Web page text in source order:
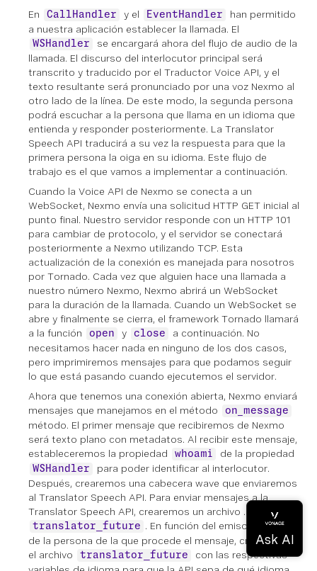
En CallHandler y el EventHandler
han permitido
a nuestra aplicación establecer la llamada. El
WSHandler
se encargará ahora del flujo de audio de la
llamada. El discurso del interlocutor principal será
transcrito y traducido por el Traductor Voice API, y el
texto resultante será pronunciado por una voz Nexmo al
otro lado de la línea. De este modo, la segunda persona
podrá escuchar a la persona que llama en un idioma que
entienda y responder posteriormente. La Translator
Speech API traducirá a su vez la respuesta para que la
primera persona la oiga en su idioma. Este flujo de
trabajo es el que vamos a implementar a continuación.
Cuando la Voice API de Nexmo se conecta a un
WebSocket, Nexmo envía una solicitud HTTP GET inicial al
punto final. Nuestro servidor responde con un HTTP 101
para cambiar de protocolo, y el servidor se conectará
posteriormente a Nexmo utilizando TCP. Esta
actualización de la conexión es manejada para nosotros
por Tornado. Cada vez que alguien hace una llamada a
nuestro número Nexmo, Nexmo abrirá un WebSocket
para la duración de la llamada. Cuando un WebSocket se
abre y finalmente se cierra, el framework Tornado llamará
a la función
open y close
a continuación. No
necesitamos hacer nada en ninguno de los dos casos,
pero imprimiremos mensajes para que podamos seguir
lo que está pasando cuando ejecutemos el servidor.
Ahora que tenemos una conexión abierta, Nexmo enviará
mensajes que manejamos en el método
on_message
método. El primer mensaje que recibiremos de Nexmo
será texto plano con metadatos. Al recibir este mensaje,
estableceremos la propiedad
whoami de la propiedad
WSHandler
para poder identificar al interlocutor.
Después, crearemos una cabecera wave que enviaremos
al Translator Speech API. Para enviar mensajes a la
Translator Speech API, crearemos un archivo .
translator_future . En función del emisor, es decir,
de la persona de la que procede el mensaje, crearemos
el archivo
translator_future
con las respectivas